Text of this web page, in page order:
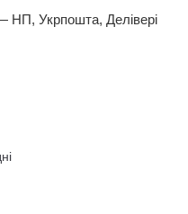
НП, Укрпошта, Делівері